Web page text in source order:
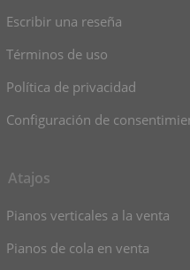
Escribir una reseña
Términos de uso
Política de privacidad
Configuración de
Atajos
Pianos verticales a la venta
Pianos de cola en venta